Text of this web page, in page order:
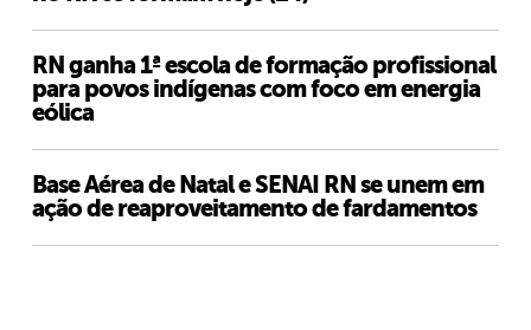
RN ganha 1ª escola de formação profissional
para povos indígenas com foco em energia
eólica
Base Aérea de Natal e SENAI RN se unem em
ação de reaproveitamento de fardamentos